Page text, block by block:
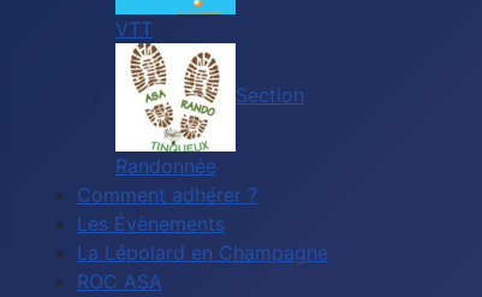
VTT
Section
Randonnée
Comment adhérer ?
Les Évènements
La Lépolard en Champagne
ROC ASA